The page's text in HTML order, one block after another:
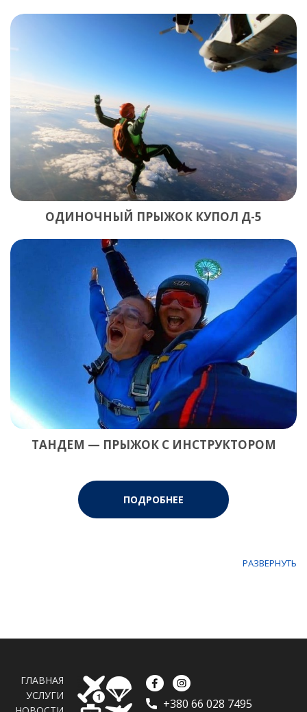
ОДИНОЧНЫЙ ПРЫЖОК КУПОЛ Д-5
ТАНДЕМ — ПРЫЖОК С ИНСТРУКТОРОМ
ПОДРОБНЕЕ
РАЗВЕРНУТЬ
ГЛАВНАЯ
УСЛУГИ
+380 66 028 7495